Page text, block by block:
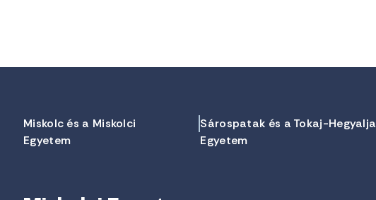
Miskolc és a Miskolci
Egyetem
Sárospatak és a Tokaj-Hegyalja
Egyetem